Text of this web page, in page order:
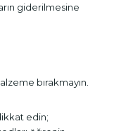
giderilmesine
bırakmayın.
edin;